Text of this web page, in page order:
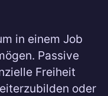
in einem Job
Passive
Freiheit
oder